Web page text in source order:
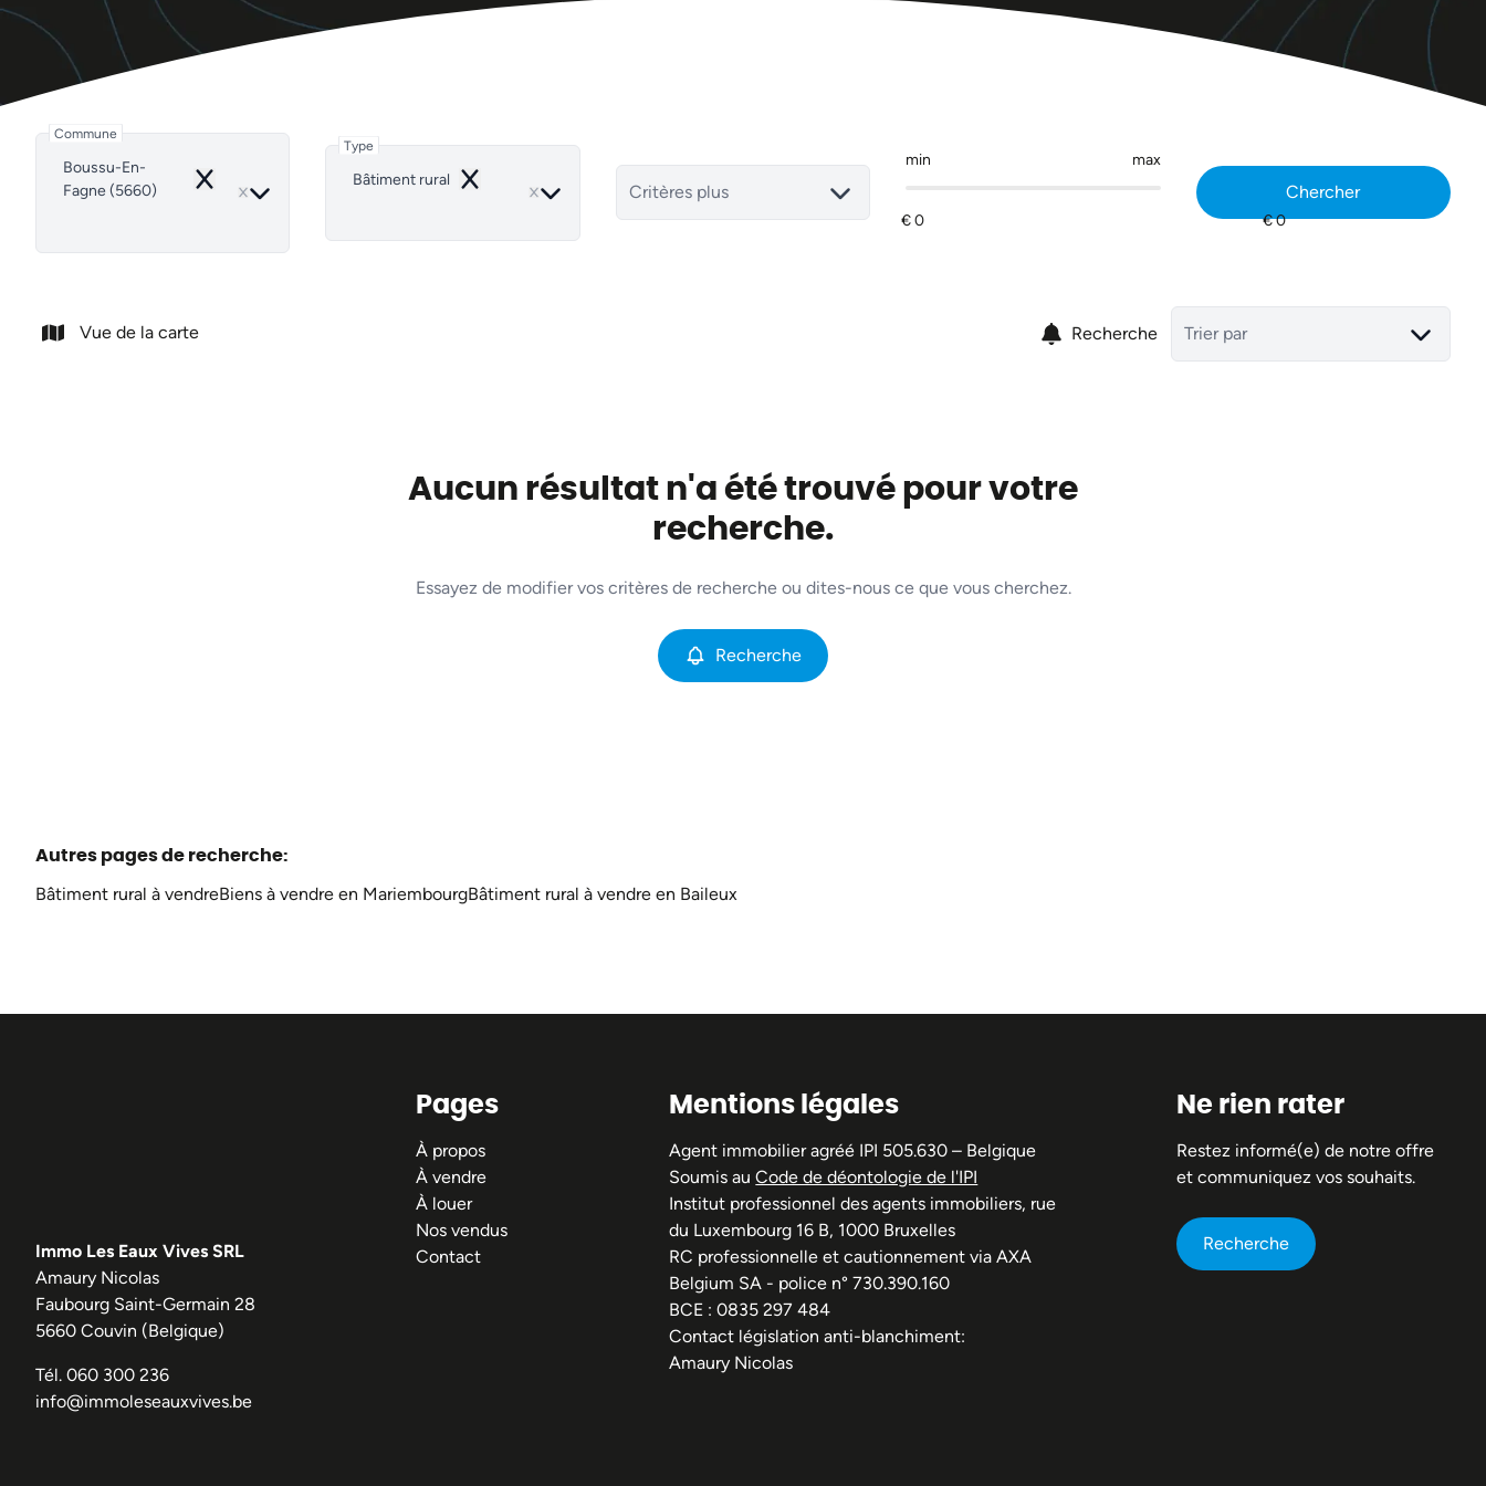
Commune
Boussu-En-
Fagne (5660)
Remove
Type
Bâtiment rural
Remove Critères plus
min max
Chercher
Vue de la carte Recherche Trier par
Aucun résultat n'a été trouvé pour votre
recherche.
Essayez de modifier vos critères de recherche ou dites-nous ce que vous cherchez.
Recherche
Autres pages de recherche:
Bâtiment rural à vendreBiens à vendre en MariembourgBâtiment rural à vendre en Baileux
Immo Les Eaux Vives SRL
Amaury Nicolas
Faubourg Saint-Germain 28
5660 Couvin (Belgique)
Tél. 060 300 236
info@immoleseauxvives.be
Pages
À propos
À vendre
À louer
Nos vendus
Contact
Mentions légales
Agent immobilier agréé IPI 505.630 – Belgique
Soumis auCode de déontologie de l'IPI
Institut professionnel des agents immobiliers, rue
du Luxembourg 16 B, 1000 Bruxelles
RC professionnelle et cautionnement via AXA
Belgium SA - police n° 730.390.160
BCE : 0835 297 484
Contact législation anti-blanchiment:
Amaury Nicolas
Ne rien rater
Restez informé(e) de notre offre
et communiquez vos souhaits.
Recherche